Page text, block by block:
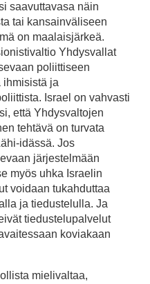
saavuttavasa näin
tai kansainväliseen
on maalaisjärkeä.
Yhdysvallat
poliittiseen
ihmisistä ja
Israel on vahvasti
että Yhdysvaltojen
tehtävä on turvata
idässä. Jos
järjestelmään
myös uhka Israelin
voidaan tukahduttaa
ja tiedustelulla. Ja
tiedustelupalvelut
koviakaan
mielivaltaa,